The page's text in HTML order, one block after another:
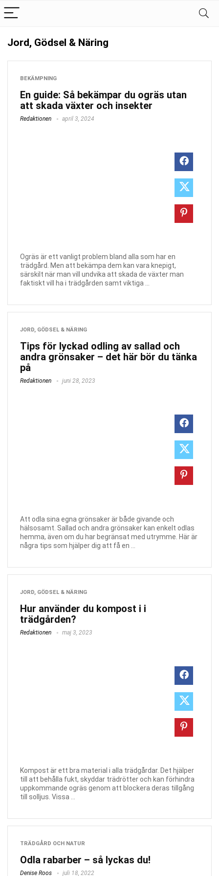
Jord, Gödsel & Näring
BEKÄMPNING
En guide: Så bekämpar du ogräs utan
att skada växter och insekter
Redaktionen april 3, 2024
Ogräs är ett vanligt problem bland alla som har en
trädgård. Men att bekämpa dem kan vara knepigt,
särskilt när man vill undvika att skada de växter man
faktiskt vill ha i trädgården samt viktiga ...
JORD, GÖDSEL & NÄRING
Tips för lyckad odling av sallad och
andra grönsaker – det här bör du tänka
på
Redaktionen juni 28, 2023
Att odla sina egna grönsaker är både givande och
hälsosamt. Sallad och andra grönsaker kan enkelt odlas
hemma, även om du har begränsat med utrymme. Här är
några tips som hjälper dig att få en ...
JORD, GÖDSEL & NÄRING
Hur använder du kompost i i
trädgården?
Redaktionen maj 3, 2023
Kompost är ett bra material i alla trädgårdar. Det hjälper
till att behålla fukt, skyddar trädrötter och kan förhindra
uppkommande ogräs genom att blockera deras tillgång
till solljus. Vissa ...
TRÄDGÅRD OCH NATUR
Odla rabarber – så lyckas du!
Denise Roos juli 18, 2022